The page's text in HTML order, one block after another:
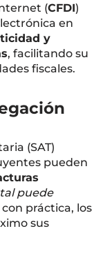
(CFDI)
en
y
, facilitando su
fiscales.
(SAT)
pueden
puede
práctica, los
sus